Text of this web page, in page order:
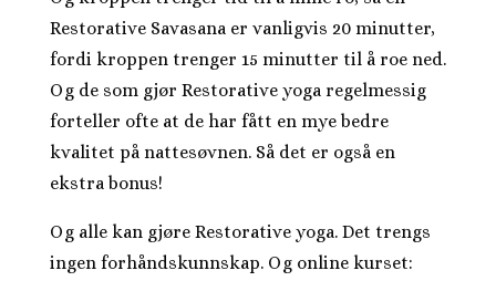
Restorative Savasana er vanligvis 20 minutter,
fordi kroppen trenger 15 minutter til å roe ned.
Og de som gjør Restorative yoga regelmessig
forteller ofte at de har fått en mye bedre
kvalitet på nattesøvnen. Så det er også en
ekstra bonus!
Og alle kan gjøre Restorative yoga. Det trengs
ingen forhåndskunnskap. Og online kurset: